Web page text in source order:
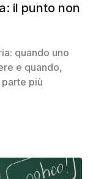
il punto non
quando uno
e quando,
più